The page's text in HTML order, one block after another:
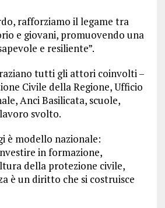
rafforziamo il legame tra
e giovani, promuovendo una
e resiliente”.
tutti gli attori coinvolti –
Civile della Regione, Ufficio
Anci Basilicata, scuole,
svolto.
è modello nazionale:
in formazione,
della protezione civile,
è un diritto che si costruisce